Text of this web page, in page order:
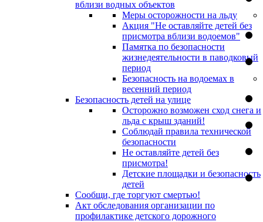
вблизи водных объектов
Меры осторожности на льду
Акция "Не оставляйте детей без
присмотра вблизи водоемов"
Памятка по безопасности
жизнедеятельности в паводковый
период
Безопасность на водоемах в
весенний период
Безопасность детей на улице
Осторожно возможен сход снега и
льда с крыш зданий!
Соблюдай правила технической
безопасности
Не оставляйте детей без
присмотра!
Детские площадки и безопасность
детей
Сообщи, где торгуют смертью!
Акт обследования организации по
профилактике детского дорожного